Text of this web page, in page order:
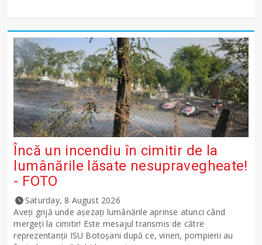
Încă un incendiu în cimitir de la
lumânările lăsate nesupravegheate!
- FOTO
Saturday, 8 August 2026
Aveți grijă unde așezați lumânările aprinse atunci când
mergeți la cimitir! Este mesajul transmis de către
reprezentanții ISU Botoșani după ce, vineri, pompierii au